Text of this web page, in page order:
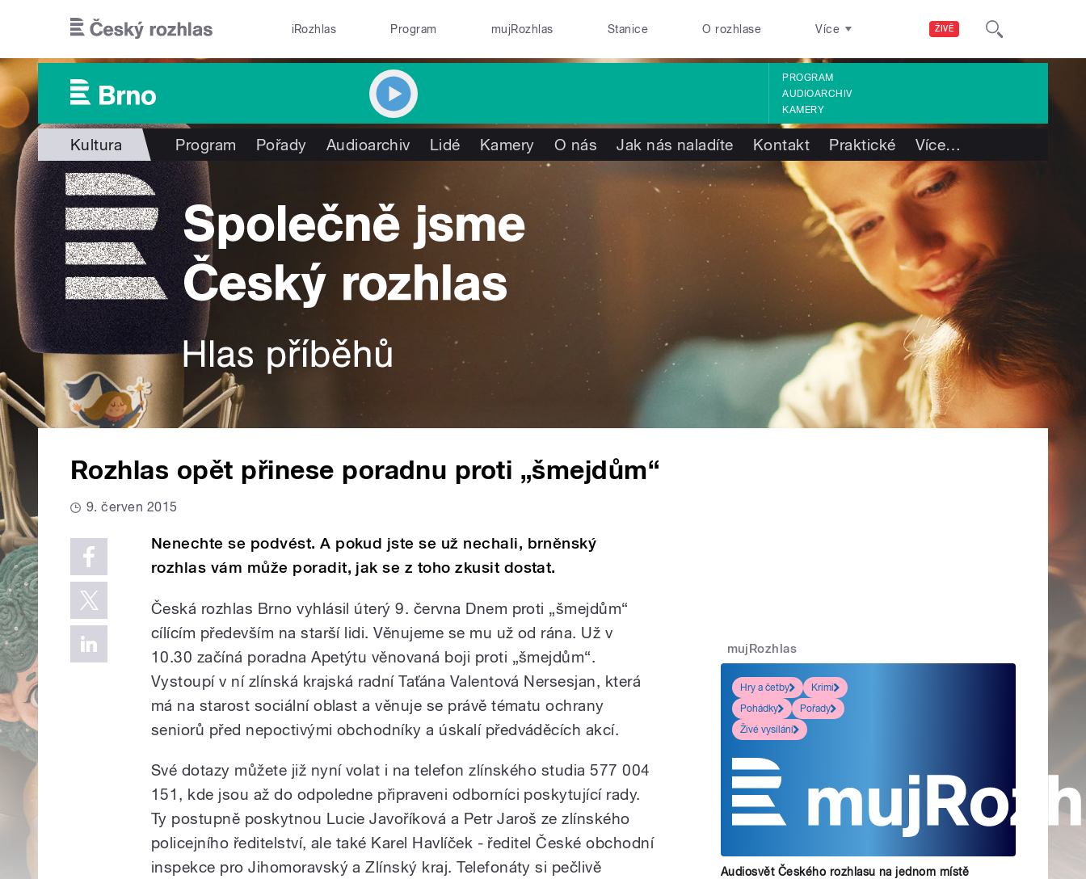
ŽIVĚ
iRozhlas Program mujRozhlas Stanice O rozhlase Více
PROGRAM
AUDIOARCHIV
KAMERY
Kultura Program Pořady Audioarchiv Lidé Kamery O nás Jak nás naladíte Kontakt Praktické Více…
Rozhlas opět přinese poradnu proti „šmejdům“
9. červen 2015
Nenechte se podvést. A pokud jste se už nechali, brněnský
rozhlas vám může poradit, jak se z toho zkusit dostat.
Česká rozhlas Brno vyhlásil úterý 9. června Dnem proti „šmejdům“
cílícím především na starší lidi. Věnujeme se mu už od rána. Už v
10.30 začíná poradna Apetýtu věnovaná boji proti „šmejdům“.
Vystoupí v ní zlínská krajská radní Taťána Valentová Nersesjan, která
má na starost sociální oblast a věnuje se právě tématu ochrany
seniorů před nepoctivými obchodníky a úskalí předváděcích akcí.
Své dotazy můžete již nyní volat i na telefon zlínského studia 577 004
151, kde jsou až do odpoledne připraveni odborníci poskytující rady.
Ty postupně poskytnou Lucie Javoříková a Petr Jaroš ze zlínského
policejního ředitelství, ale také Karel Havlíček - ředitel České obchodní
inspekce pro Jihomoravský a Zlínský kraj. Telefonáty si pečlivě
mujRozhlas
Hry a četby
Krimi
Pohádky
Pořady
Živé vysílání
Audiosvět Českého rozhlasu na jednom místě